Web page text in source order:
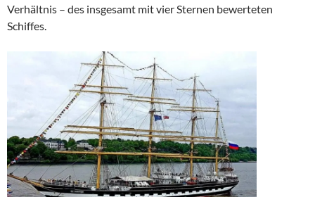
Verhältnis – des insgesamt mit vier Sternen bewerteten
Schiffes.